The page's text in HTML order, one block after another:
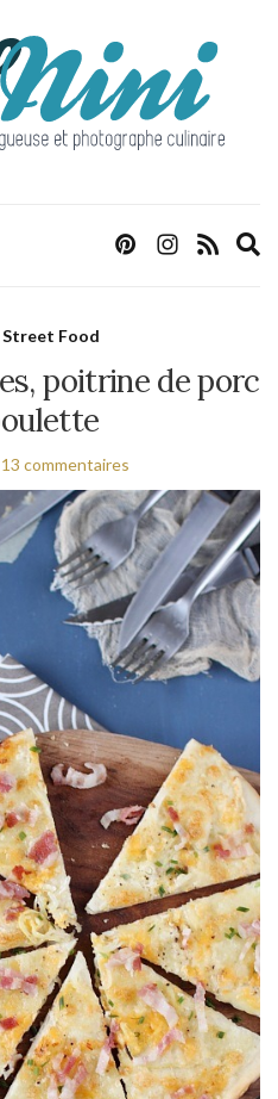
Street Food
poitrine de porc
13 commentaires